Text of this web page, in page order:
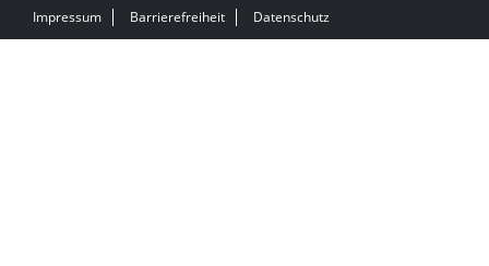
Impressum Barrierefreiheit Datenschutz